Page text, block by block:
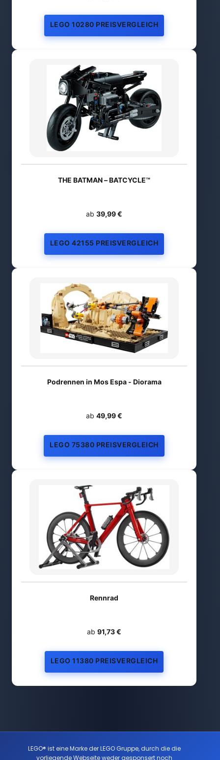
LEGO 10280 PREISVERGLEICH
THE BATMAN – BATCYCLE™
ab 39,99 €
LEGO 42155 PREISVERGLEICH
Podrennen in Mos Espa - Diorama
ab 49,99 €
LEGO 75380 PREISVERGLEICH
Rennrad
ab 91,73 €
LEGO 11380 PREISVERGLEICH
LEGO® ist eine Marke der LEGO Gruppe, durch die die
vorliegende Webseite weder gesponsert noch